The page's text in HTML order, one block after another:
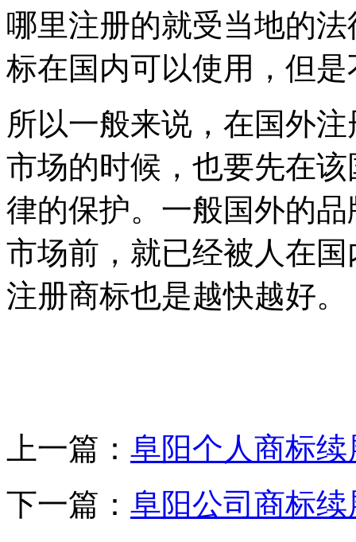
哪里注册的就受当地的
标在国内可以使用，但
所以一般来说，在国外
市场的时候，也要先在
律的保护。一般国外的
市场前，就已经被人在
注册商标也是越快越好。
上一篇： 阜阳个人商标
下一篇： 阜阳公司商标